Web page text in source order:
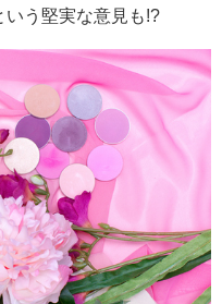
いう堅実な意見も!?